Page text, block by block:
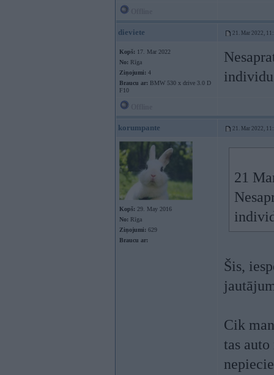
dieviete 21. Mar 2022,
Kopš: 17. Mar 2022
No: Rīga
Ziņojumi: 4
Braucu ar: BMW 530 x drive 3.0 D
F10
korumpante 21. Mar 2022,
Kopš: 29. May 2016
No: Rīga
Ziņojumi: 629
Braucu ar:
21
Šis,
Cik
tas